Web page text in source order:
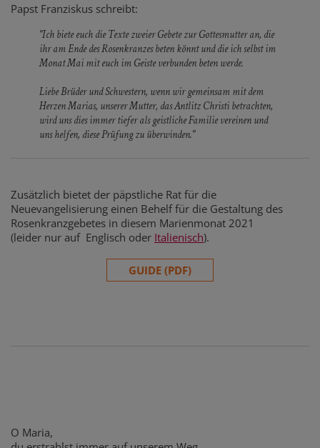
Papst Franziskus schreibt:
"Ich biete euch die Texte zweier Gebete zur Gottesmutter an, die
ihr am Ende des Rosenkranzes beten könnt und die ich selbst im
Monat Mai mit euch im Geiste verbunden beten werde.
Liebe Brüder und Schwestern, wenn wir gemeinsam mit dem
Herzen Marias, unserer Mutter, das Antlitz Christi betrachten,
wird uns dies immer tiefer als geistliche Familie vereinen und
uns helfen, diese Prüfung zu überwinden."
Zusätzlich bietet der päpstliche Rat für die
Neuevangelisierung einen Behelf für die Gestaltung des
Rosenkranzgebetes in diesem Marienmonat 2021
(leider nur auf Englisch oder Italienisch).
GUIDE (PDF)
O Maria,